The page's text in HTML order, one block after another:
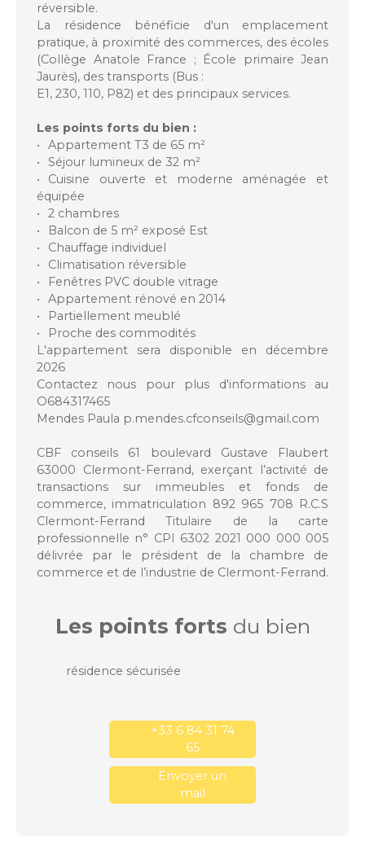
réversible.
La résidence bénéficie d'un emplacement
pratique, à proximité des commerces, des écoles
(Collège Anatole France ; École primaire Jean
Jaurès), des transports (Bus :
E1, 230, 110, P82) et des principaux services.
Les points forts du bien :
Appartement T3 de 65 m²
Séjour lumineux de 32 m²
Cuisine ouverte et moderne aménagée et
équipée
2 chambres
Balcon de 5 m² exposé Est
Chauffage individuel
Climatisation réversible
Fenêtres PVC double vitrage
Appartement rénové en 2014
Partiellement meublé
Proche des commodités
L'appartement sera disponible en décembre
2026
Contactez nous pour plus d'informations au
O684317465
Mendes Paula p.mendes.cfconseils@gmail.com
CBF conseils 61 boulevard Gustave Flaubert
63000 Clermont-Ferrand, exerçant l’activité de
transactions sur immeubles et fonds de
commerce, immatriculation 892 965 708 R.C.S
Clermont-Ferrand Titulaire de la carte
professionnelle n° CPI 6302 2021 000 000 005
délivrée par le président de la chambre de
commerce et de l’industrie de Clermont-Ferrand.
Les points forts du bien
résidence sécurisée
+33 6 84 31 74
65
Envoyer un
mail